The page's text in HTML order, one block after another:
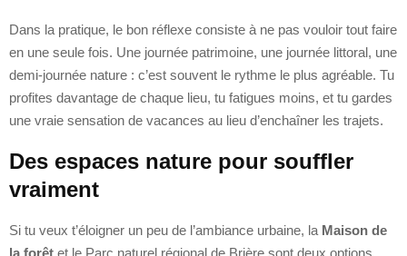
Dans la pratique, le bon réflexe consiste à ne pas vouloir tout faire
en une seule fois. Une journée patrimoine, une journée littoral, une
demi-journée nature : c’est souvent le rythme le plus agréable. Tu
profites davantage de chaque lieu, tu fatigues moins, et tu gardes
une vraie sensation de vacances au lieu d’enchaîner les trajets.
Des espaces nature pour souffler
vraiment
Si tu veux t’éloigner un peu de l’ambiance urbaine, la Maison de
la forêt et le Parc naturel régional de Brière sont deux options